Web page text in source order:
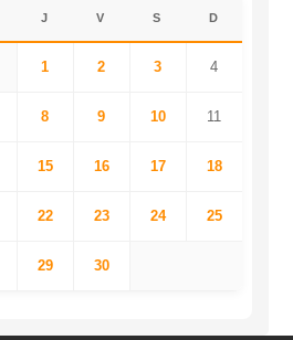
J V S D
1 2 3 4
8 9 10 11
15 16 17 18
22 23 24 25
29 30